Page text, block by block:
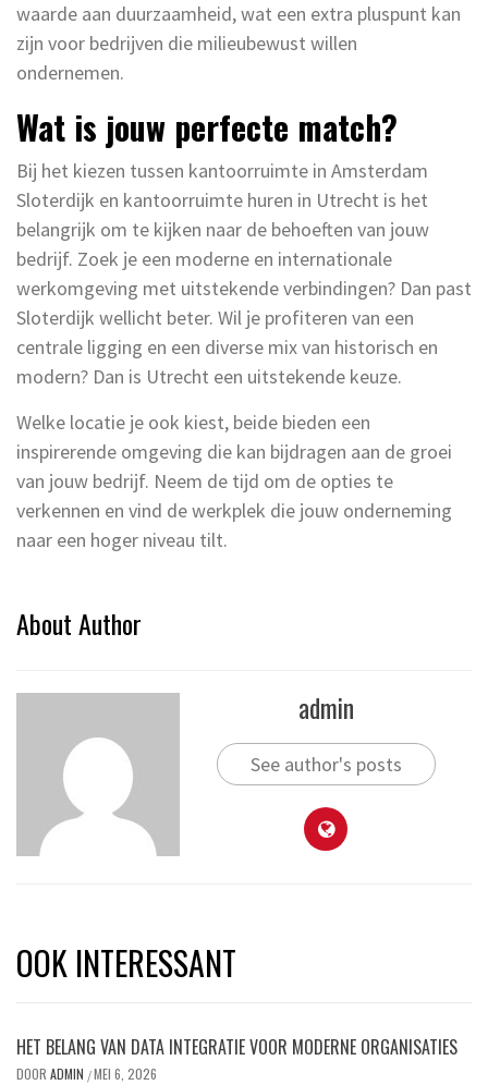
waarde aan duurzaamheid, wat een extra pluspunt kan
zijn voor bedrijven die milieubewust willen
ondernemen.
Wat is jouw perfecte match?
Bij het kiezen tussen kantoorruimte in Amsterdam
Sloterdijk en kantoorruimte huren in Utrecht is het
belangrijk om te kijken naar de behoeften van jouw
bedrijf. Zoek je een moderne en internationale
werkomgeving met uitstekende verbindingen? Dan past
Sloterdijk wellicht beter. Wil je profiteren van een
centrale ligging en een diverse mix van historisch en
modern? Dan is Utrecht een uitstekende keuze.
Welke locatie je ook kiest, beide bieden een
inspirerende omgeving die kan bijdragen aan de groei
van jouw bedrijf. Neem de tijd om de opties te
verkennen en vind de werkplek die jouw onderneming
naar een hoger niveau tilt.
About Author
admin
See author's posts
OOK INTERESSANT
HET BELANG VAN DATA INTEGRATIE VOOR MODERNE ORGANISATIES
DOOR ADMIN /MEI 6, 2026